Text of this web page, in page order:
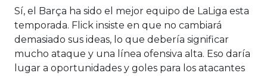
Sí, el Barça ha sido el mejor equipo de LaLiga esta
temporada. Flick insiste en que no cambiará
demasiado sus ideas, lo que debería significar
mucho ataque y una línea ofensiva alta. Eso daría
lugar a oportunidades y goles para los atacantes